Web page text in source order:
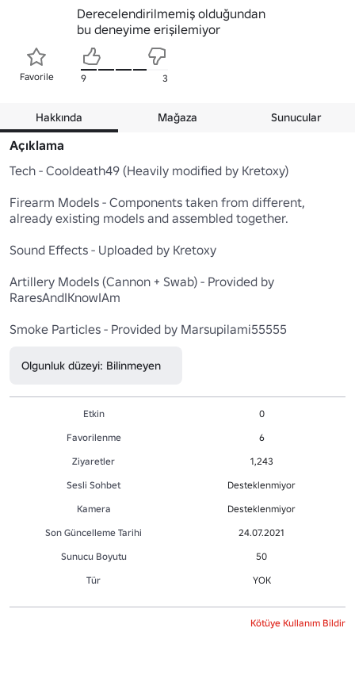
Derecelendirilmemiş olduğundan
bu deneyime erişilemiyor
Favorile 9 3
Hakkında Mağaza Sunucular
Açıklama
Tech - Cooldeath49 (Heavily modified by Kretoxy)
Firearm Models - Components taken from different,
already existing models and assembled together.
Sound Effects - Uploaded by Kretoxy
Artillery Models (Cannon + Swab) - Provided by
RaresAndIKnowIAm
Smoke Particles - Provided by Marsupilami55555
Olgunluk düzeyi: Bilinmeyen
Etkin
0
Favorilenme
6
Ziyaretler
1,243
Sesli Sohbet
Desteklenmiyor
Kamera
Desteklenmiyor
Son Güncelleme Tarihi
24.07.2021
Sunucu Boyutu
50
Tür
YOK
Kötüye Kullanım Bildir